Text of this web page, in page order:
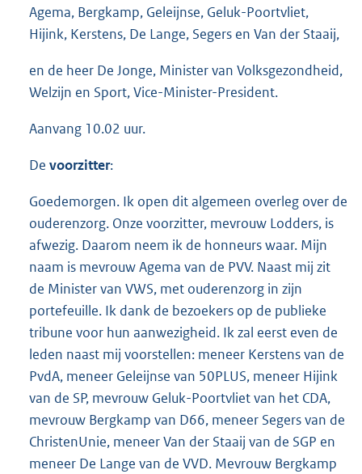
Agema, Bergkamp, Geleijnse, Geluk-Poortvliet,
Hijink, Kerstens, De Lange, Segers en Van der Staaij,
en de heer De Jonge, Minister van Volksgezondheid,
Welzijn en Sport, Vice-Minister-President.
Aanvang 10.02 uur.
De voorzitter:
Goedemorgen. Ik open dit algemeen overleg over de
ouderenzorg. Onze voorzitter, mevrouw Lodders, is
afwezig. Daarom neem ik de honneurs waar. Mijn
naam is mevrouw Agema van de PVV. Naast mij zit
de Minister van VWS, met ouderenzorg in zijn
portefeuille. Ik dank de bezoekers op de publieke
tribune voor hun aanwezigheid. Ik zal eerst even de
leden naast mij voorstellen: meneer Kerstens van de
PvdA, meneer Geleijnse van 50PLUS, meneer Hijink
van de SP, mevrouw Geluk-Poortvliet van het CDA,
mevrouw Bergkamp van D66, meneer Segers van de
ChristenUnie, meneer Van der Staaij van de SGP en
meneer De Lange van de VVD. Mevrouw Bergkamp